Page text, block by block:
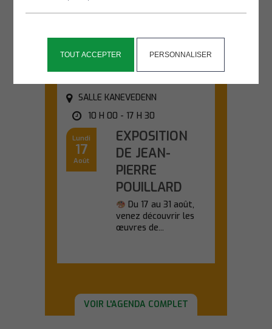
TOUT ACCEPTER PERSONNALISER
En savoir plus
SALLE KANEVEDENN
10 H 00 - 17 H 30
Lundi
17
Août
EXPOSITION
DE JEAN-
PIERRE
POUILLARD
Du 17 au 31 août,
venez découvrir les
œuvres de...
VOIR L'AGENDA COMPLET